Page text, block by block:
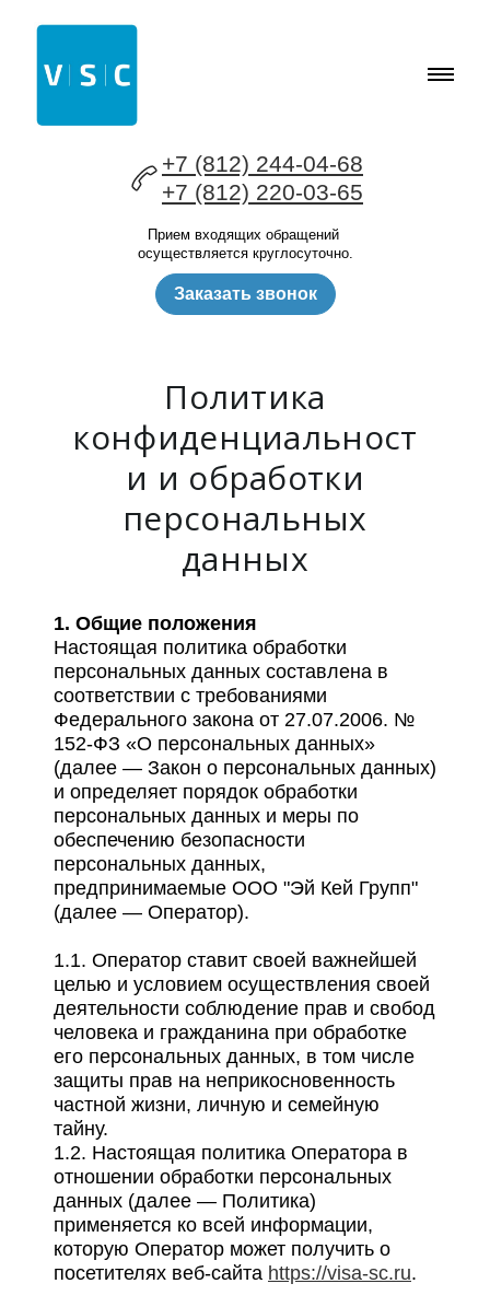
+7 (812) 244-04-68
+7 (812) 220-03-65
Прием входящих обращений
осуществляется круглосуточно.
Заказать звонок
Политика
конфиденциальност
и и обработки
персональных
данных
1. Общие положения
Настоящая политика обработки
персональных данных составлена в
соответствии с требованиями
Федерального закона от 27.07.2006. №
152-ФЗ «О персональных данных»
(далее — Закон о персональных данных)
и определяет порядок обработки
персональных данных и меры по
обеспечению безопасности
персональных данных,
предпринимаемые ООО "Эй Кей Групп"
(далее — Оператор).
1.1. Оператор ставит своей важнейшей
целью и условием осуществления своей
деятельности соблюдение прав и свобод
человека и гражданина при обработке
его персональных данных, в том числе
защиты прав на неприкосновенность
частной жизни, личную и семейную
тайну.
1.2. Настоящая политика Оператора в
отношении обработки персональных
данных (далее — Политика)
применяется ко всей информации,
которую Оператор может получить о
посетителях веб-сайта https://visa-sc.ru.